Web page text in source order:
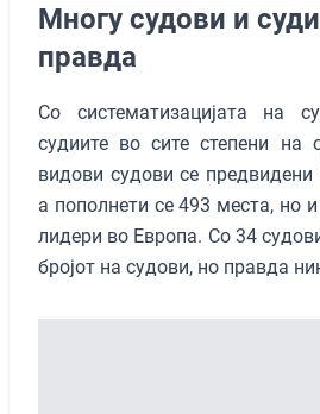
Многу судови и
правда
Со систематизацијата на
судиите во сите степени на
видови судови се
а пополнети се 493 места, но
лидери во Европа. Со 34
бројот на судови, но правда